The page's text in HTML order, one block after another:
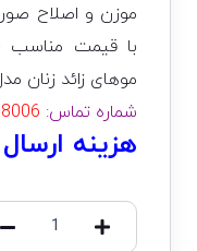
موزن و اصلاح
با قیمت
موهای زائد زنان مدل
شماره تماس:
هزینه